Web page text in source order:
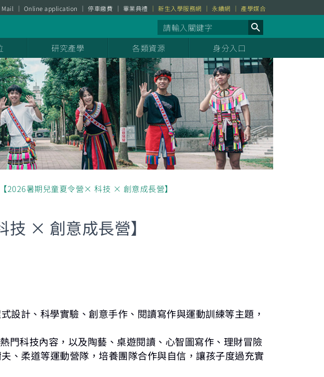
Mail Online application 停車繳費 畢業典禮 新生入學服務網 永續網 產學媒合
研究產學 各類資源 身分入口
2026暑期兒童夏令營× 科技 × 創意成長營】
× 創意成長營】
設計、科學實驗、創意手作、閱讀寫作與運動訓練等主題，
門科技內容，以及陶藝、桌遊閱讀、心智圖寫作、理財冒險
、柔道等運動營隊，培養團隊合作與自信，讓孩子度過充實